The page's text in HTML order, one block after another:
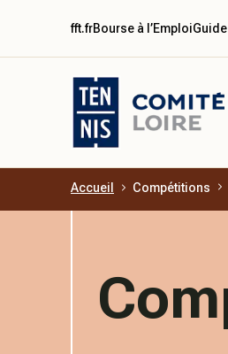
Aller au contenu principal
fft.frBourse à l’Emploi
Accueil Compétitions